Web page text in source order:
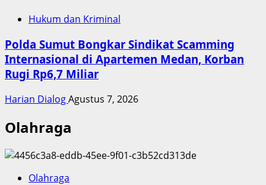
Hukum dan Kriminal
Polda Sumut Bongkar Sindikat Scamming
Internasional di Apartemen Medan, Korban
Rugi Rp6,7 Miliar
Harian DialogAgustus 7, 2026
Olahraga
Olahraga